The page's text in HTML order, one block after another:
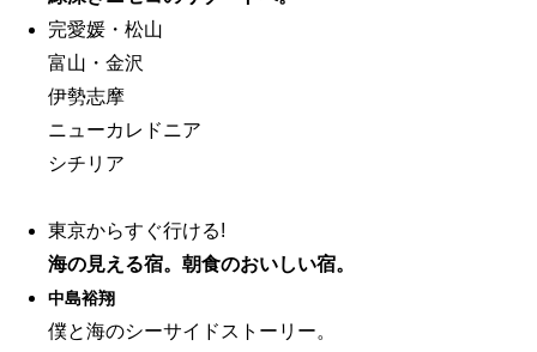
完愛媛・松山
富山・金沢
伊勢志摩
ニューカレドニア
シチリア
東京からすぐ行ける!
海の見える宿。朝食のおいしい宿。
中島裕翔
僕と海のシーサイドストーリー。